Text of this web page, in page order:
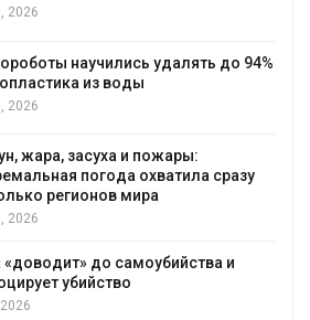
2026
научились удалять до 94%
из воды
2026
жара, засуха и пожары:
погода охватила сразу
регионов мира
2026
до самоубийства и
убийство